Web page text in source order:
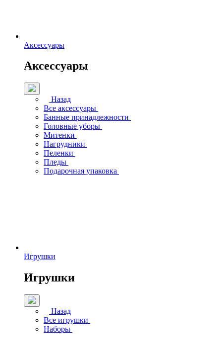
Аксессуары
Аксессуары
Назад
Все аксессуары
Банные принадлежности
Головные уборы
Митенки
Нагрудники
Пеленки
Пледы
Подарочная упаковка
Игрушки
Игрушки
Назад
Все игрушки
Наборы